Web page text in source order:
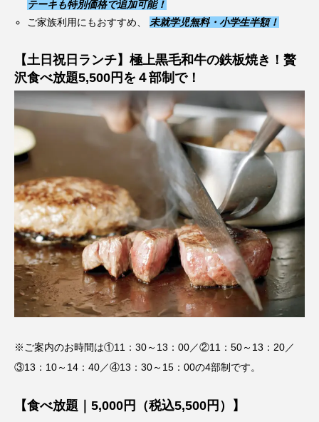
テーキも特別価格で追加可能！
ご家族利用にもおすすめ、 未就学児無料・小学生半額！
【土日祝日ランチ】極上黒毛和牛の鉄板焼き！贅
沢食べ放題5,500円を４部制で！
※ご案内のお時間は①11：30～13：00／②11：50～13：20／
③13：10～14：40／④13：30～15：00の4部制です。
【食べ放題｜5,000円（税込5,500円）】